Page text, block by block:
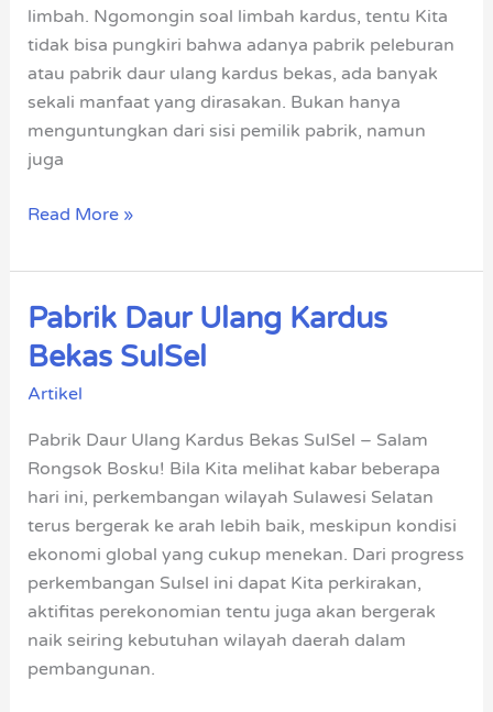
limbah. Ngomongin soal limbah kardus, tentu Kita
tidak bisa pungkiri bahwa adanya pabrik peleburan
atau pabrik daur ulang kardus bekas, ada banyak
sekali manfaat yang dirasakan. Bukan hanya
menguntungkan dari sisi pemilik pabrik, namun
juga
Read More »
Pabrik Daur Ulang Kardus
Bekas SulSel
Artikel
Pabrik Daur Ulang Kardus Bekas SulSel – Salam
Rongsok Bosku! Bila Kita melihat kabar beberapa
hari ini, perkembangan wilayah Sulawesi Selatan
terus bergerak ke arah lebih baik, meskipun kondisi
ekonomi global yang cukup menekan. Dari progress
perkembangan Sulsel ini dapat Kita perkirakan,
aktifitas perekonomian tentu juga akan bergerak
naik seiring kebutuhan wilayah daerah dalam
pembangunan.
Pabrik
Daur
Ulang
Kardus